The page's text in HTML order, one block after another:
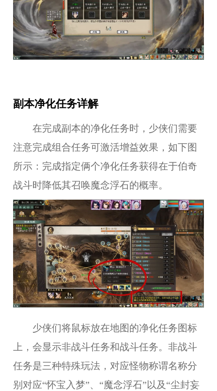
副本净化任务详解
在完成副本的净化任务时，少侠们需要
注意完成组合任务可激活增益效果，如下图
所示：完成指定俩个净化任务获得在于伯奇
战斗时降低其召唤魔念浮石的概率。
少侠们将鼠标放在地图的净化任务图标
上，会显示非战斗任务和战斗任务。非战斗
任务是三种特殊玩法，对应怪物称谓名称分
别对应“怀宝入梦”、“魔念浮石”以及“尘封妄